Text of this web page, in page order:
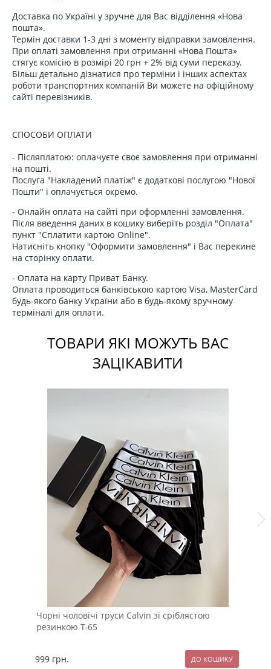
Доставка по Україні у зручне для Вас відділення «Нова
пошта».
Термін доставки 1-3 дні з моменту відправки замовлення.
При оплаті замовлення при отриманні «Нова Пошта»
стягує комісію в розмірі 20 грн + 2% від суми переказу.
Більш детально дізнатися про терміни і інших аспектах
роботи транспортних компаній Ви можете на офіційному
сайті перевізників.
СПОСОБИ ОПЛАТИ
- Післяплатою: оплачуєте своє замовлення при отриманні
на пошті.
Послуга "Накладений платіж" є додаткові послугою "Нової
Пошти" і оплачується окремо.
- Онлайн оплата на сайті при оформленні замовлення.
Після введення даних в кошику виберіть розділ "Оплата"
пункт "Сплатити картою Online".
Натисніть кнопку "Оформити замовлення" і Вас перекине
на сторінку оплати.
- Оплата на карту Приват Банку.
Оплата проводиться банківською картою Visa, MasterCard
будь-якого банку України або в будь-якому зручному
терміналі для оплати.
ТОВАРИ ЯКІ МОЖУТЬ ВАС
ЗАЦІКАВИТИ
Чорні чоловічі труси Calvin зі сріблястою
резинкою Т-65
999 грн.